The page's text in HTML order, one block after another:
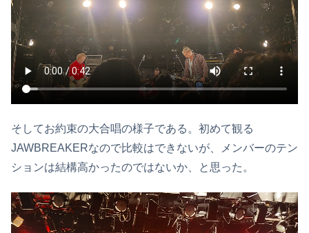
そしてお約束の大合唱の様子である。初めて観る
JAWBREAKERなので比較はできないが、メンバーのテン
ションは結構高かったのではないか、と思った。